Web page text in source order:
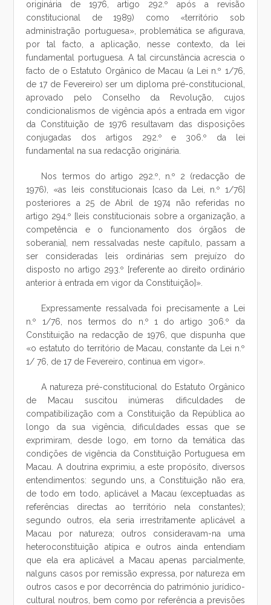
originária de 1976, artigo 292.º após a revisão
constitucional de 1989) como «território sob
administração portuguesa», problemática se afigurava,
por tal facto, a aplicação, nesse contexto, da lei
fundamental portuguesa. A tal circunstância acrescia o
facto de o Estatuto Orgânico de Macau (a Lei n.º 1/76,
de 17 de Fevereiro) ser um diploma pré-constitucional,
aprovado pelo Conselho da Revolução, cujos
condicionalismos de vigência após a entrada em vigor
da Constituição de 1976 resultavam das disposições
conjugadas dos artigos 292.º e 306.º da lei
fundamental na sua redacção originária.
Nos termos do artigo 292.º, n.º 2 (redacção de
1976), «as leis constitucionais [caso da Lei, n.º 1/76]
posteriores a 25 de Abril de 1974 não referidas no
artigo 294.º [leis constitucionais sobre a organização, a
competência e o funcionamento dos órgãos de
soberania], nem ressalvadas neste capítulo, passam a
ser consideradas leis ordinárias sem prejuízo do
disposto no artigo 293.º [referente ao direito ordinário
anterior à entrada em vigor da Constituição]».
Expressamente ressalvada foi precisamente a Lei
n.º 1/76, nos termos do n.º 1 do artigo 306.º da
Constituição na redacção de 1976, que dispunha que
«o estatuto do território de Macau, constante da Lei n.º
1/ 76, de 17 de Fevereiro, continua em vigor».
A natureza pré-constitucional do Estatuto Orgânico
de Macau suscitou inúmeras dificuldades de
compatibilização com a Constituição da República ao
longo da sua vigência, dificuldades essas que se
exprimiram, desde logo, em torno da temática das
condições de vigência da Constituição Portuguesa em
Macau. A doutrina exprimiu, a este propósito, diversos
entendimentos: segundo uns, a Constituição não era,
de todo em todo, aplicável a Macau (exceptuadas as
referências directas ao território nela constantes);
segundo outros, ela seria irrestritamente aplicável a
Macau por natureza; outros consideravam-na uma
heteroconstituição atípica e outros ainda entendiam
que ela era aplicável a Macau apenas parcialmente,
nalguns casos por remissão expressa, por natureza em
outros casos e por decorrência do património jurídico-
cultural noutros, bem como por referência a previsões